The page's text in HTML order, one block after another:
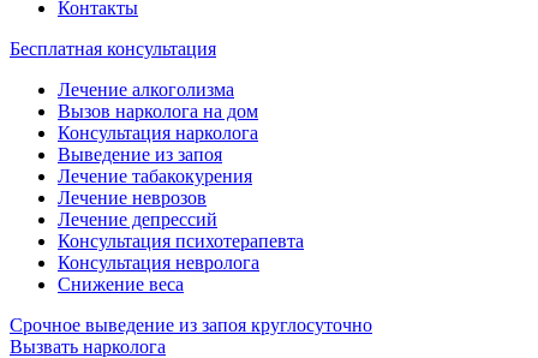
Контакты
Бесплатная консультация
Лечение алкоголизма
Вызов нарколога на дом
Консультация нарколога
Выведение из запоя
Лечение табакокурения
Лечение неврозов
Лечение депрессий
Консультация психотерапевта
Консультация невролога
Снижение веса
Срочное выведение из запоя круглосуточно
Вызвать нарколога